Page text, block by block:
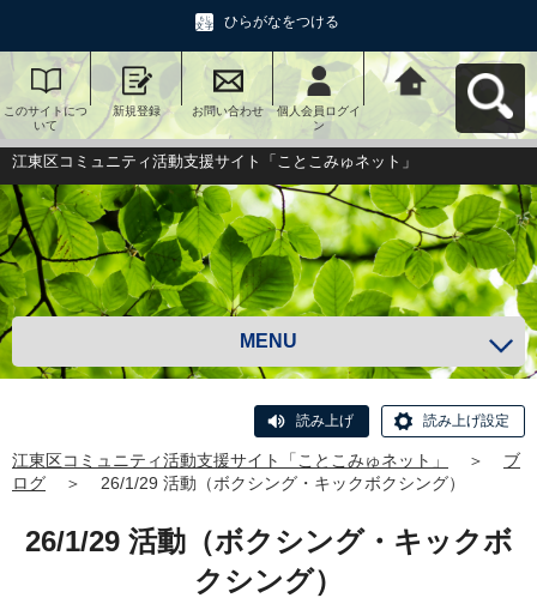
ひらがなをつける
このサイトにつ
いて
新規登録 お問い合わせ
個人会員ログイ
ン
江東区コミュニ
ティ活動支援サ
イト「ことこみ
ゅネット」へ戻
る
江東区コミュニティ活動支援サイト「ことこみゅネット」
MENU
読み上げ 読み上げ設定
江東区コミュニティ活動支援サイト「ことこみゅネット」 ＞
ブ
ログ
＞ 26/1/29 活動（ボクシング・キックボクシング）
26/1/29 活動（ボクシング・キックボ
クシング）